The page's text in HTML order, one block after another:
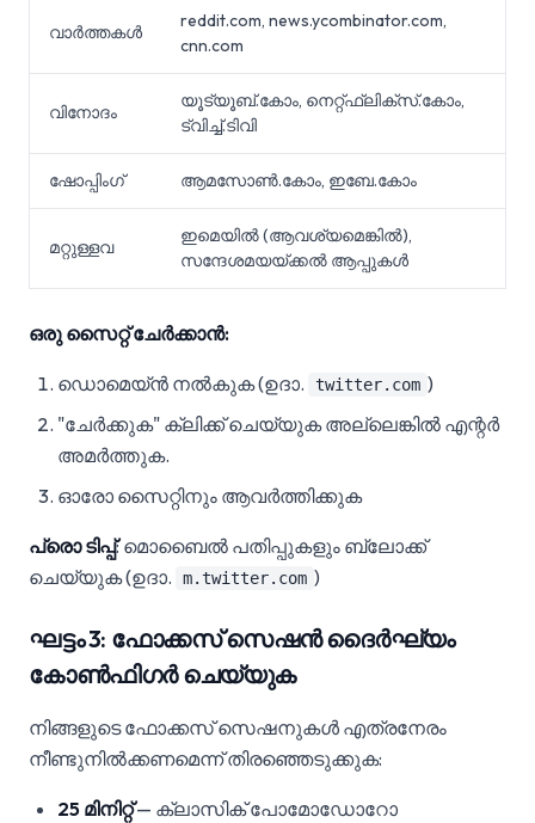
വാർത്തകൾ
reddit.com, news.ycombinator.com,
cnn.com
വിനോദം
യൂട്യൂബ്.കോം, നെറ്റ്ഫ്ലിക്സ്.കോം,
ട്വിച്ച്.ടിവി
ഷോപ്പിംഗ് ആമസോൺ.കോം, ഇബേ.കോം
മറ്റുള്ളവ
ഇമെയിൽ (ആവശ്യമെങ്കിൽ),
സന്ദേശമയയ്ക്കൽ ആപ്പുകൾ
ഒരു സൈറ്റ് ചേർക്കാൻ:
ഡൊമെയ്ൻ നൽകുക (ഉദാ. twitter.com )
"ചേർക്കുക" ക്ലിക്ക് ചെയ്യുക അല്ലെങ്കിൽ എന്റർ
അമർത്തുക.
ഓരോ സൈറ്റിനും ആവർത്തിക്കുക
പ്രൊ ടിപ്പ്: മൊബൈൽ പതിപ്പുകളും ബ്ലോക്ക്
ചെയ്യുക (ഉദാ.
m.twitter.com )
ഘട്ടം 3: ഫോക്കസ് സെഷൻ ദൈർഘ്യം
കോൺഫിഗർ ചെയ്യുക
നിങ്ങളുടെ ഫോക്കസ് സെഷനുകൾ എത്രനേരം
നീണ്ടുനിൽക്കണമെന്ന് തിരഞ്ഞെടുക്കുക:
25 മിനിറ്റ്— ക്ലാസിക് പോമോഡോറോ